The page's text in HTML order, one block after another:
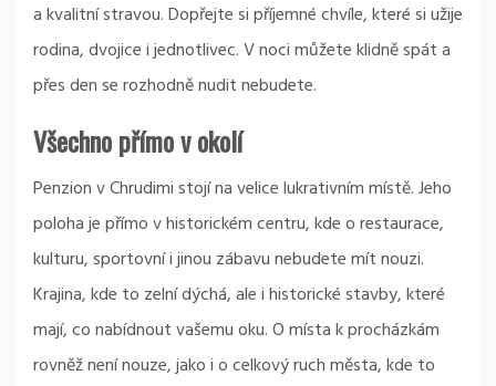
a kvalitní stravou. Dopřejte si příjemné chvíle, které si užije
rodina, dvojice i jednotlivec. V noci můžete klidně spát a
přes den se rozhodně nudit nebudete.
Všechno přímo v okolí
Penzion v Chrudimistojí na velice lukrativním místě. Jeho
poloha je přímo v historickém centru, kde o restaurace,
kulturu, sportovní i jinou zábavu nebudete mít nouzi.
Krajina, kde to zelní dýchá, ale i historické stavby, které
mají, co nabídnout vašemu oku. O místa k procházkám
rovněž není nouze, jako i o celkový ruch města, kde to